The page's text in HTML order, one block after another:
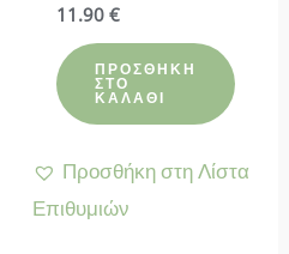
Βαθμολογήθηκε
4.80
από 5
11.90€
ΠΡΟΣΘΉΚΗ
ΣΤΟ
ΚΑΛΆΘΙ
Προσθήκη στη Λίστα
Επιθυμιών